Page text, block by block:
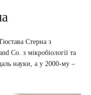
Стерна з
Co. з мікробіології та
науки, а у 2000-му –